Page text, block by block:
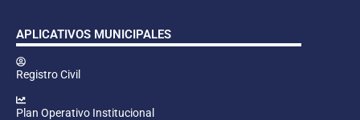
APLICATIVOS MUNICIPALES
Registro Civil
Plan Operativo Institucional